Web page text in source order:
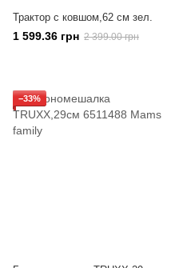
Трактор с ковшом,62 см зел.
1 599.36 грн 2 399.00 грн
−33%